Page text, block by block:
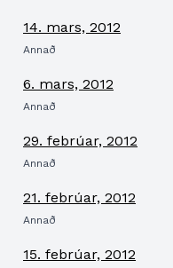
14. mars, 2012
Annað
6. mars, 2012
Annað
29. febrúar, 2012
Annað
21. febrúar, 2012
Annað
15. febrúar, 2012